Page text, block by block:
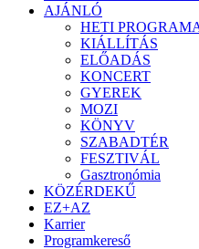
AJÁNLÓ
HETI
KIÁLLÍTÁS
ELŐADÁS
KONCERT
GYEREK
MOZI
KÖNYV
SZABADTÉR
FESZTIVÁL
Gasztronómia
KÖZÉRDEKŰ
EZ+AZ
Karrier
Programkereső